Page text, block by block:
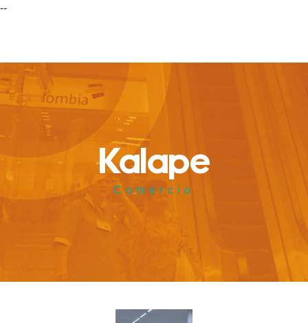
--
Kalape
Comercio